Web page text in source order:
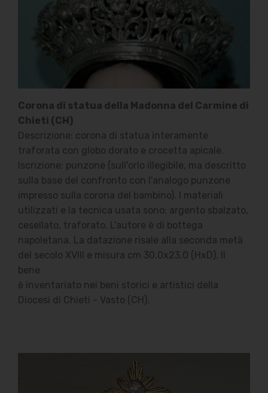
Corona di statua della Madonna del Carmine di
Chieti (CH)
Descrizione: corona di statua interamente
traforata con globo dorato e crocetta apicale.
Iscrizione: punzone (sull'orlo illegibile, ma descritto
sulla base del confronto con l'analogo punzone
impresso sulla corona del bambino). I materiali
utilizzati e la tecnica usata sono: argento sbalzato,
cesellato, traforato. L'autore è di bottega
napoletana. La datazione risale alla seconda metà
del secolo XVIII e misura cm 30.0x23.0 (HxD). Il
bene
è inventariato nei beni storici e artistici della
Diocesi di Chieti - Vasto (CH).